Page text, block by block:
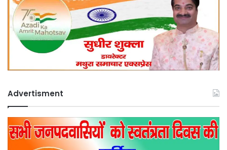
Advertisment